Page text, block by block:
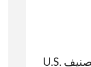
أعلنت وزارة التعليم العالي والبحث العلمي إدراج 29 جامعة مصرية ضمن نتائج تصنيف U.S.